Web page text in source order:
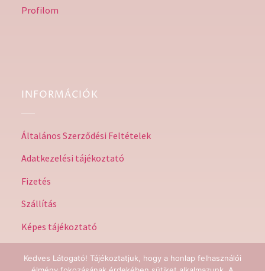
Profilom
INFORMÁCIÓK
Általános Szerződési Feltételek
Adatkezelési tájékoztató
Fizetés
Szállítás
Képes tájékoztató
Kedves Látogató! Tájékoztatjuk, hogy a honlap felhasználói